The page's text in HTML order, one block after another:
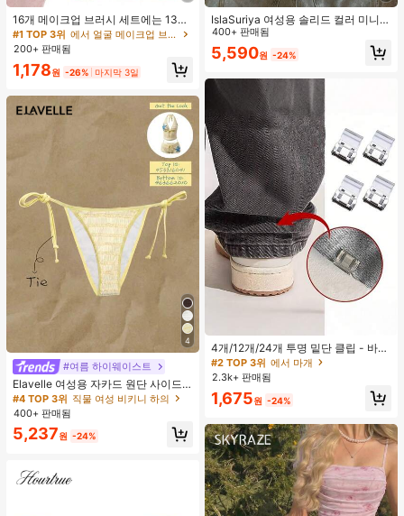
16개 메이크업 브러시 세트에는 13개
메이크업 브러시, 1개 눈물 모양 메이
크업 스펀지, 1개 둥근 쿠션 파우더 브
러시, 1개 삼각형 메이크업 스펀지가
포함되어 있습니다 - 클래식 세트. 부
드럽고 피부 친화적인 합성 모로 만들
어졌습니다. 여성과 소녀에게 완벽하
며, 가을과 겨울에 이상적입니다.
#1 TOP 3위
에서 얼굴 메이크업 브러시 세트
200+ 판매됨
1,178원 -26% 마지막 3일
4
#여름 하이웨이스트
Elavelle 여성용 자카드 원단 사이드
타이 비키니 하의, 봄/여름
#4 TOP 3위 직물 여성 비키니 하의
400+ 판매됨
5,237원 -24%
IslaSuriya 여성용 솔리드 컬러 미니멀
리스트 오프숄더 티셔츠, 캐주얼 일상
복
400+ 판매됨
5,590원 -24%
4개/12개/24개 투명 밑단 클립 - 바지
밑단 끌림 방지를 위한 심리스 무봉제
조절기, 의류 수선 및 깔끔한 바지 길
이 맞춤을 위한 숨겨진 밑단 조절 클립
(랜덤 색상)
#2 TOP 3위 에서 마개
2.3k+ 판매됨
1,675원 -24%